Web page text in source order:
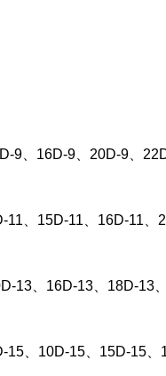
9、16D-9、20D-9、
、15D-11、16D-11
13、16D-13、18D-13
、10D-15、15D-15